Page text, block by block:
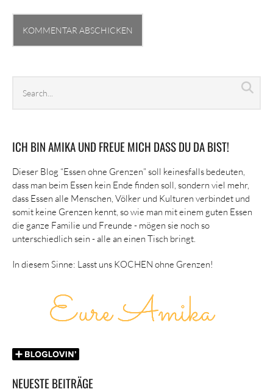
archives
ICH BIN AMIKA UND FREUE MICH DASS DU DA BIST!
Dieser Blog “Essen ohne Grenzen” soll keinesfalls bedeuten,
dass man beim Essen kein Ende finden soll, sondern viel mehr,
dass Essen alle Menschen, Völker und Kulturen verbindet und
somit keine Grenzen kennt, so wie man mit einem guten Essen
die ganze Familie und Freunde - mögen sie noch so
unterschiedlich sein - alle an einen Tisch bringt.
In diesem Sinne: Lasst uns KOCHEN ohne Grenzen!
NEUESTE BEITRÄGE